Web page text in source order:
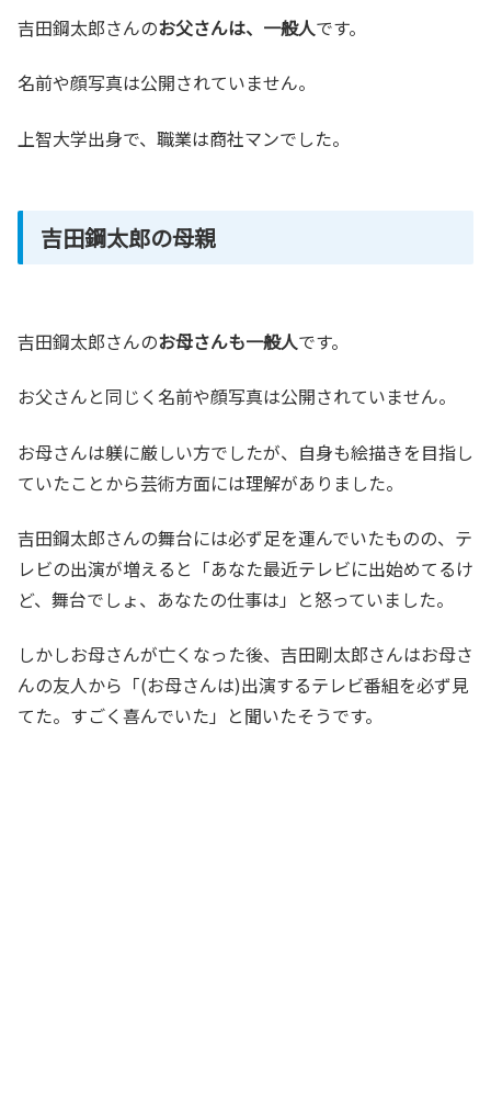
吉田鋼太郎さんのお父さんは、一般人です。
名前や顔写真は公開されていません。
上智大学出身で、職業は商社マンでした。
吉田鋼太郎の母親
吉田鋼太郎さんのお母さんも一般人です。
お父さんと同じく名前や顔写真は公開されていません。
お母さんは躾に厳しい方でしたが、自身も絵描きを目指し
ていたことから芸術方面には理解がありました。
吉田鋼太郎さんの舞台には必ず足を運んでいたものの、テ
レビの出演が増えると「あなた最近テレビに出始めてるけ
ど、舞台でしょ、あなたの仕事は」と怒っていました。
しかしお母さんが亡くなった後、吉田剛太郎さんはお母さ
んの友人から「(お母さんは)出演するテレビ番組を必ず見
てた。すごく喜んでいた」と聞いたそうです。